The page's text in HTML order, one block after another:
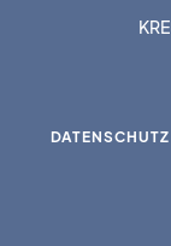
DATENSCHUTZ